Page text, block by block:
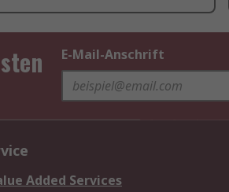
E-Mail-Anschrift
Added Services